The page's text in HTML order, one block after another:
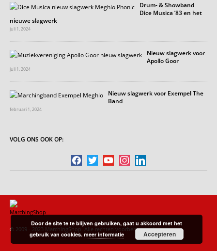
Drum- & Showband
Dice Musica ’83 en het
nieuwe slagwerk
juli 1, 2024
Nieuw slagwerk voor
Apollo Goor
juli 1, 2024
Nieuw slagwerk voor Exempel The
Band
februari 1, 2024
VOLG ONS OOK OP:
facebook
twitter youtubeinstagramlinkedin
© 2009 - 2023 MarchingShop. Alle rechten voorbehouden!
Door de site te te blijven gebruiken, gaat u akkoord met het
gebruik van cookies.meer informatie Accepteren